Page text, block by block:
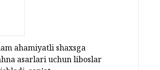
ahamiyatli shaxsga
asarlari uchun liboslar